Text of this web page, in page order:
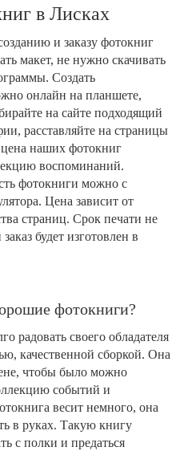
в Лисках
и заказу фотокниг
макет, не нужно скачивать
Создать
онлайн на планшете,
на сайте подходящий
расставляйте на страницы
наших фотокниг
воспоминаний.
фотокниги можно с
Цена зависит от
страниц. Срок печати не
будет изготовлен в
фотокниги?
радовать своего обладателя
качественной сборкой. Она
чтобы было можно
событий и
весит немного, она
в руках. Такую книгу
с полки и предаться